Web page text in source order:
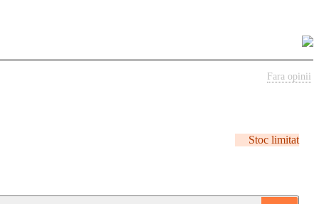
Fara opinii
Stoc limitat